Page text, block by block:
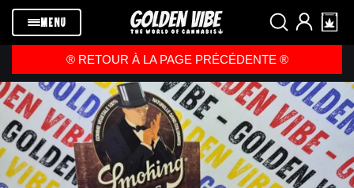
Passer au
contenuMENU
®️ RETOUR À LA PAGE PRÉCÉDENTE ®️